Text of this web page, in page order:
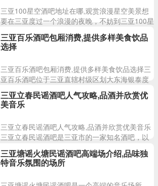
三亚100星空酒吧地址在哪,观赏浪漫星空美景想
要在三亚度过一个浪漫的夜晚，不妨到三亚100星
空酒吧一游。这里位于三亚湾路78号福朋喜来登
酒店内
三亚百乐酒吧包厢消费,提供多样美食饮品
选择
三亚百乐酒吧包厢消费,提供多样美食饮品选择三
亚百乐酒吧位于三亚直辖村级区划大东海银泰度
假酒店斜对面，是三亚地区颇具知名度的高端ktv
之一。如果您正
三亚立春民谣酒吧人气攻略,品酒并欣赏优
美音乐
三亚立春民谣酒吧人气攻略,品酒并欣赏优美音乐
三亚立春民谣酒吧是三亚市的一家知名酒吧，以
其独特的民谣音乐和舒适的氛围吸引着众多游客
和本地居民前来品酒
三亚塘谣火塘民谣酒吧高端场介绍,品味独
特音乐氛围的场所